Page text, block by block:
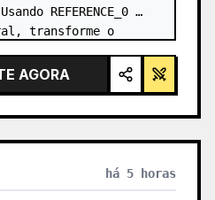
REFERENCE_0
transforme o
Substitua as
de pedra
AGORA
há 5 horas